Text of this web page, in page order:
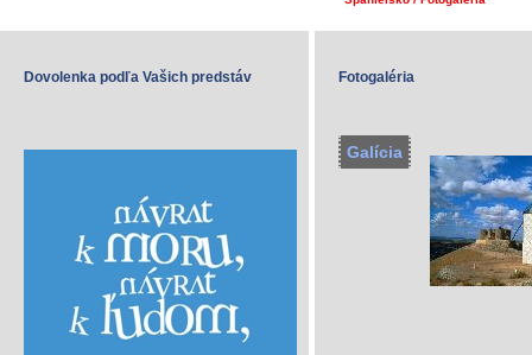
Dovolenka podľa Vašich predstáv Fotogaléria
Galícia